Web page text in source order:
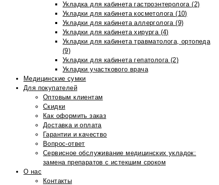
Укладка для кабинета гастроэнтеролога (2)
Укладки для кабинета косметолога (10)
Укладки для кабинета аллерголога (9)
Укладки для кабинета хирурга (4)
Укладки для кабинета травматолога, ортопеда
(9)
Укладки для кабинета гепатолога (2)
Укладки участкового врача
Медицинские сумки
Для покупателей
Оптовым клиентам
Скидки
Как оформить заказ
Доставка и оплата
Гарантии и качество
Вопрос-ответ
Сервисное обслуживание медицинских укладок:
замена препаратов с истекшим сроком
О нас
Контакты